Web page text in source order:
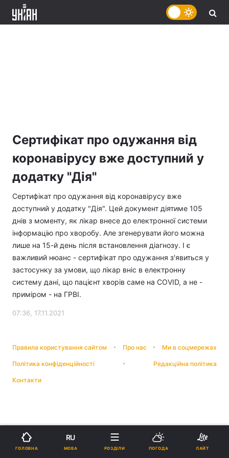
Сертифікат про одужання від
коронавірусу вже доступний у
додатку "Дія"
Сертифікат про одужання від коронавірусу вже
доступний у додатку "Дія". Цей документ діятиме 105
днів з моменту, як лікар внесе до електронної системи
інформацію про хворобу. Але згенерувати його можна
лише на 15-й день після встановлення діагнозу. І є
важливий нюанс - сертифікат про одужання з'явиться у
застосунку за умови, що лікар вніс в електронну
систему дані, що пацієнт хворів саме на COVID, а не -
приміром - на ГРВІ.
07:36, 17.11.2021
Правила користування сайтом Про нас Ми в соцмережах
Політика конфіденційності Редакційна політика
Контакти
ГОЛОВНА
RU
МОВА РОЗДІЛИ ПОГОДА ЛАЙТ